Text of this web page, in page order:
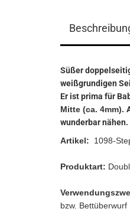
Süßer
weißgrundigen
Er ist prima für
Mitte (ca. 4mm).
wunderbar nähen.
Artikel: 1098-
Produktart:
bzw. Bettüberwurf